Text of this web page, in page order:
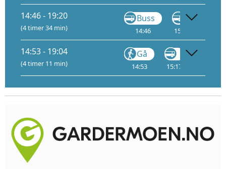
14:46 - 19:20
(4 timer 34 min)
Buss
14:46 15:17
14:53 - 19:04
(4 timer 11 min)
Gå
14:53 15:17